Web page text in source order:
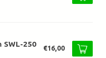
SWL-250
€16,00